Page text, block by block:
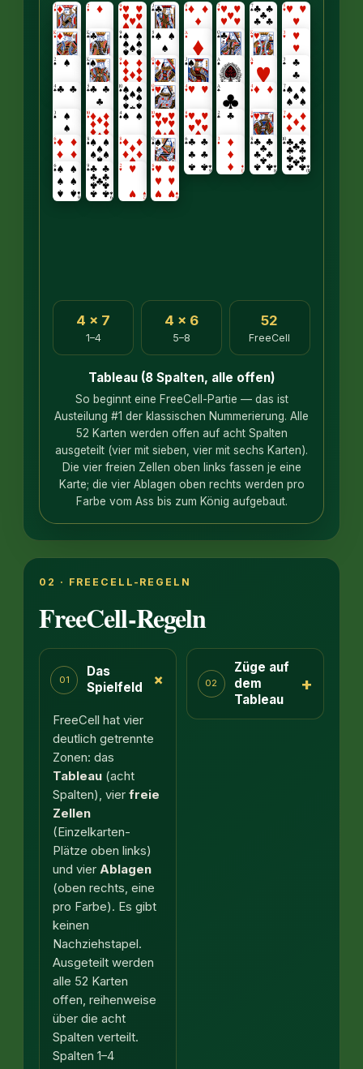
4 × 7
1–4
4 × 6
5–8
52
FreeCell
Tableau (8 Spalten, alle offen)
So beginnt eine FreeCell-Partie — das ist
Austeilung #1 der klassischen Nummerierung. Alle
52 Karten werden offen auf acht Spalten
ausgeteilt (vier mit sieben, vier mit sechs Karten).
Die vier freien Zellen oben links fassen je eine
Karte; die vier Ablagen oben rechts werden pro
Farbe vom Ass bis zum König aufgebaut.
02 · FREECELL-REGELN
FreeCell-Regeln
01
Das
Spielfeld
+
FreeCell hat vier
deutlich getrennte
Zonen: das
Tableau (acht
Spalten), vierfreie
Zellen
(Einzelkarten-
Plätze oben links)
und vierAblagen
(oben rechts, eine
pro Farbe). Es gibt
keinen
Nachziehstapel.
Ausgeteilt werden
alle 52 Karten
offen, reihenweise
über die acht
Spalten verteilt.
Spalten 1–4
02
Züge auf
dem
Tableau
+